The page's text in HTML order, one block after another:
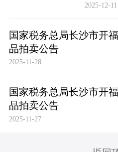
2025-12-11
国家税务总局长沙市开
品拍卖公告
2025-11-28
国家税务总局长沙市开
品拍卖公告
2025-11-27